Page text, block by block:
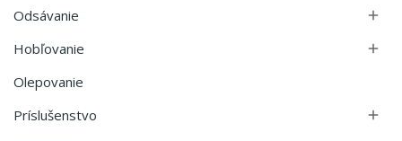
Odsávanie 
Hobľovanie 
Olepovanie
Príslušenstvo
